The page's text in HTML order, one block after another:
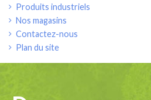
Produits industriels
Nos magasins
Contactez-nous
Plan du site